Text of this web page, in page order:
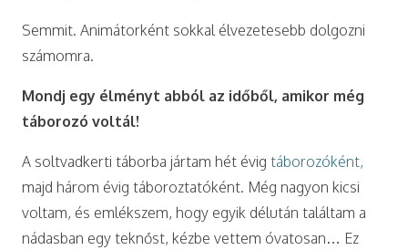
Semmit. Animátorként sokkal élvezetesebb dolgozni
számomra.
Mondj egy élményt abból az időből, amikor még
táborozó voltál!
A soltvadkerti táborba jártam hét évig táborozóként,
majd három évig táboroztatóként. Még nagyon kicsi
voltam, és emlékszem, hogy egyik délután találtam a
nádasban egy teknőst, kézbe vettem óvatosan… Ez